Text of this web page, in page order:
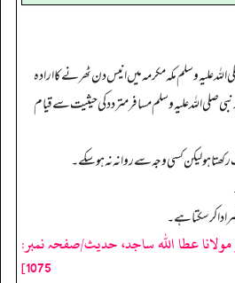
اللہ علیہ وسلم مکہ مکرمہ میں انیس دن ٹھرنے کا ارادہ
صلی اللہ علیہ وسلم مسافر متردد کی حیثیت سے قیام
ہو لیکن کسی وجہ سے روانہ نہ ہوسکے۔
ادا کرسکتا ہے۔
عطا الله ساجد، حدیث/صفحہ نمبر:
1075]